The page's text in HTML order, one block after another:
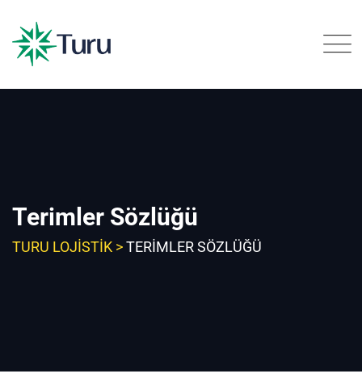
content
Terimler Sözlüğü
TURU LOJISTIK >TERIMLER SÖZLÜĞÜ